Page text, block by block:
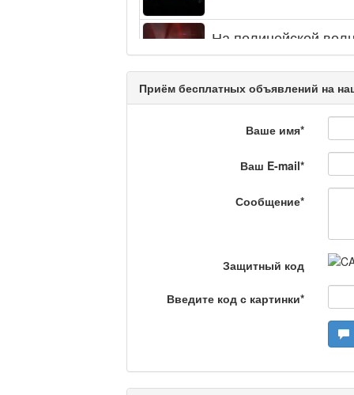
На полицейской
Еженедельный обзор
специалистов.
Люди в кадре
Камертон
Актуальный
Кто поможет
Приём бесплатных объявлений на
Ваше имя*
Ваш E-mail*
Сообщение*
Защитный код
Введите код с картинки*